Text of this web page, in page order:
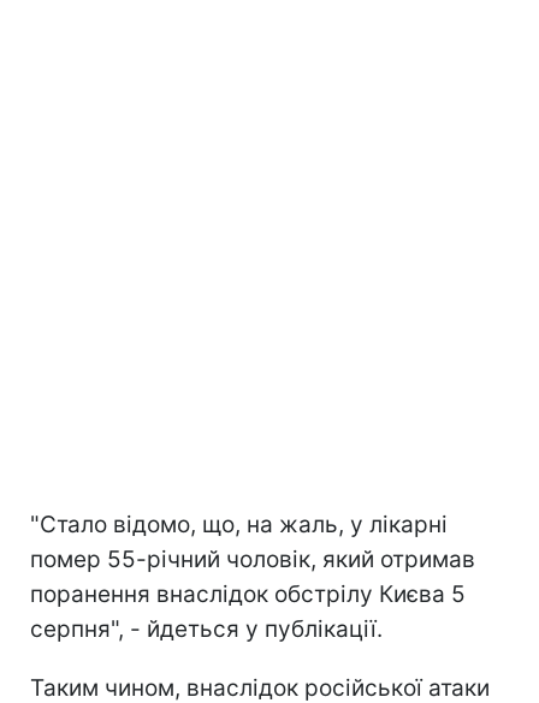
"Стало відомо, що, на жаль, у лікарні
помер 55-річний чоловік, який отримав
поранення внаслідок обстрілу Києва 5
серпня", - йдеться у публікації.
Таким чином, внаслідок російської атаки